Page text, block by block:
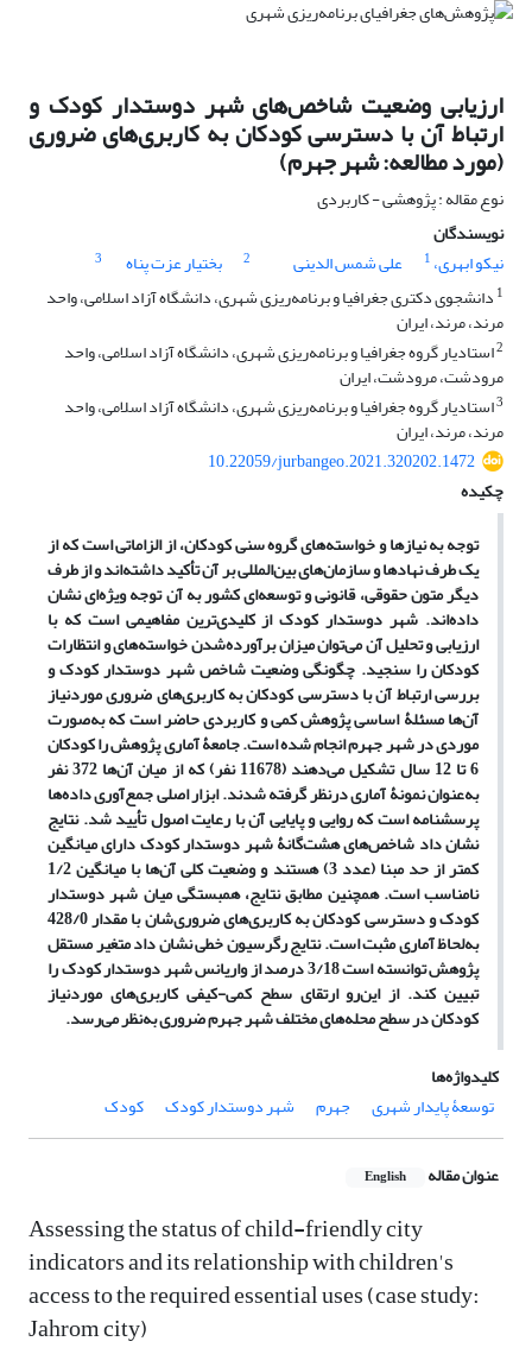
ارزیابی وضعیت شاخص‌های شهر دوستدار کودک و
ارتباط آن با دسترسی کودکان به کاربری‌های ضروری
(مورد مطالعه: شهر جهرم)
نوع مقاله : پژوهشی - کاربردی
نویسندگان
نیکو ابهری، 1 علی شمس الدینی 2 بختیار عزت پناه
3
1 دانشجوی دکتری جغرافیا و برنامه‌ریزی شهری، دانشگاه آزاد اسلامی، واحد
مرند، مرند، ایران
2استادیار گروه جغرافیا و برنامه‌ریزی شهری، دانشگاه آزاد اسلامی، واحد
مرودشت، مرودشت، ایران
3استادیار گروه جغرافیا و برنامه‌ریزی شهری، دانشگاه آزاد اسلامی، واحد
مرند، مرند، ایران
10.22059/jurbangeo.2021.320202.1472
چکیده
توجه به نیازها و خواسته‌های گروه سنی کودکان، از الزاماتی است که از
یک طرف نهادها و سازمان‌های بین‌المللی بر آن تأکید داشته‌اند و از طرف
دیگر متون حقوقی، قانونی و توسعه‌ای کشور به آن توجه ویژه‌ای نشان
داده‌اند. شهر دوستدار کودک از کلیدی‌ترین مفاهیمی است که با
ارزیابی و تحلیل آن می‌توان میزان برآورده‌شدن خواسته‌های و انتظارات
کودکان را سنجید. چگونگی وضعیت شاخص شهر دوستدار کودک و
بررسی ارتباط آن با دسترسی کودکان به کاربری‌های ضروری موردنیاز
آن‌ها مسئلۀ اساسی پژوهش کمی و کاربردی حاضر است که به‌صورت
موردی در شهر جهرم انجام شده است. جامعۀ آماری پژوهش را کودکان
6 تا 12 سال تشکیل می‌دهند (11678 نفر) که از میان آن‌ها 372 نفر
به‌عنوان نمونۀ آماری درنظر گرفته شدند. ابزار اصلی جمع‌آوری داده‌ها
پرسشنامه است که روایی و پایایی آن با رعایت اصول تأیید شد. نتایج
نشان داد شاخص‌های هشت‌گانۀ شهر دوستدار کودک دارای میانگین
کمتر از حد مبنا (عدد 3) هستند و وضعیت کلی آن‌ها با میانگین 1/2
نامناسب است. همچنین مطابق نتایج، همبستگی میان شهر دوستدار
کودک و دسترسی کودکان به کاربری‌های ضروری‌شان با مقدار 428/0
به‌لحاظ آماری مثبت است. نتایج رگرسیون خطینشان داد متغیر مستقل
پژوهش توانسته است 3/18 درصد از واریانس شهر دوستدار کودک را
تبیین کند. از این‌رو ارتقای سطح کمی-کیفی کاربری‌های موردنیاز
کودکان در سطح محله‌های مختلف شهر جهرم ضروری به‌نظر می‌رسد.
کلیدواژه‌ها
توسعۀ پایدار شهری
جهرم شهر دوستدار کودک کودک
عنوان مقاله English
Assessing the status of child-friendly city
indicators and its relationship with children's
access to the required essential uses (case study:
Jahrom city)